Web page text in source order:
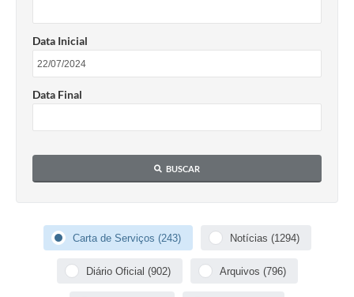
Itinerários)
Diário Oficial
Convênios Terceiro Setor
Fala.BR
Data Inicial
Data Final
BUSCAR
Carta de Serviços (243) Notícias (1294)
Diário Oficial (902) Arquivos (796)